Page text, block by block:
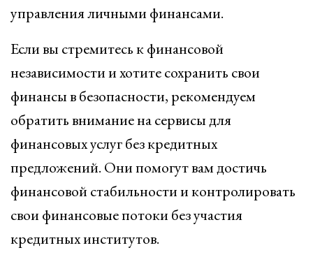
управления личными финансами.
Если вы стремитесь к финансовой
независимости и хотите сохранить свои
финансы в безопасности, рекомендуем
обратить внимание на сервисы для
финансовых услуг без кредитных
предложений. Они помогут вам достичь
финансовой стабильности и контролировать
свои финансовые потоки без участия
кредитных институтов.